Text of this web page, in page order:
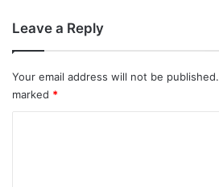
Leave a Reply
Your email address will not be published.
marked *